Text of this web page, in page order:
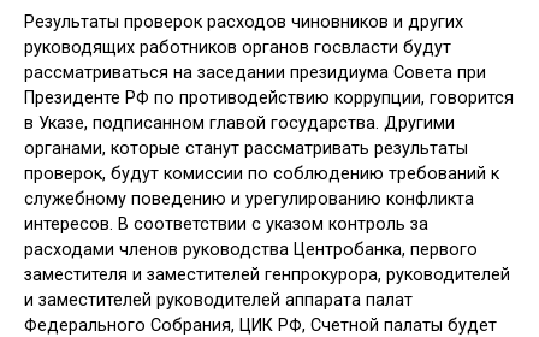
Результаты проверок расходов чиновников и других
руководящих ра­ботников органов госвласти будут
рассматриваться на заседании пре­зидиума Совета при
Президенте РФ по противодействию коррупции, говорится
в Указе, подписанном главой государства. Другими
органа­ми, которые станут рассматривать результаты
проверок, будут комис­сии по соблюдению требований к
служебному поведению и урегули­рованию конфликта
интересов. В соответствии с указом контроль за
расходами членов руководства Центробанка, первого
заместителя и за­местителей генпрокурора, руководителей
и заместителей руководите­лей аппарата палат
Федерального Собрания, ЦИК РФ, Счетной палаты будет